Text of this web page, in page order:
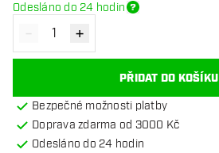
Odesláno do 24 hodin
Snížit množství
- Zvýšit množství
+
PŘIDAT DO KOŠÍKU
Bezpečné možnosti platby
Doprava zdarma od 3000 Kč
Odesláno do 24 hodin